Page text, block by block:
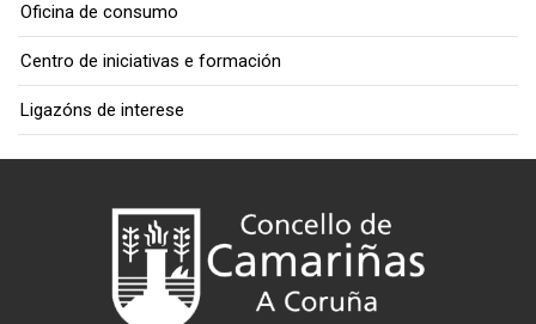
Oficina de consumo
Centro de iniciativas e formación
Ligazóns de interese